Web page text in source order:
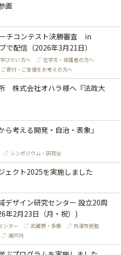
画
ーチコンテスト決勝審査 in
配信（2026年3月21日）
びたい方へ
在学生・保護者の方へ
ご寄付・ご支援をお考えの方へ
株式会社オハラ様へ『法政大
ら考える開発・自治・表象」
シンポジウム・研究会
ェクト2025を実施しました
デザイン研究センター 設立20周
年2月23日（月・祝）)
ンター 武蔵野・多摩
外濠市民塾
瀬戸内